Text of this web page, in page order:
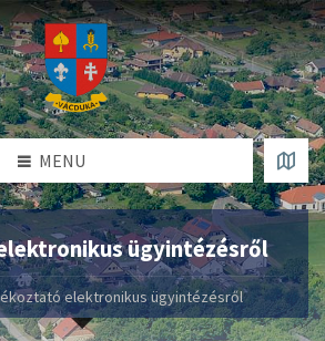
MENU
ügyintézésről
elektronikus ügyintézésről